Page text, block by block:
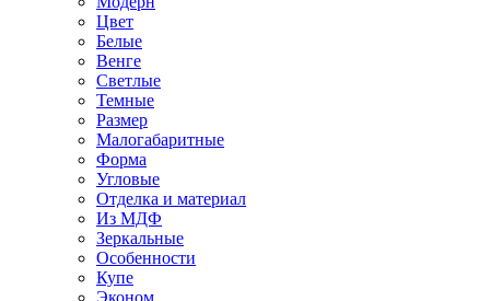
Цвет
Белые
Венге
Светлые
Темные
Размер
Малогабаритные
Форма
Угловые
Отделка и материал
Из МДФ
Зеркальные
Особенности
Купе
Эконом